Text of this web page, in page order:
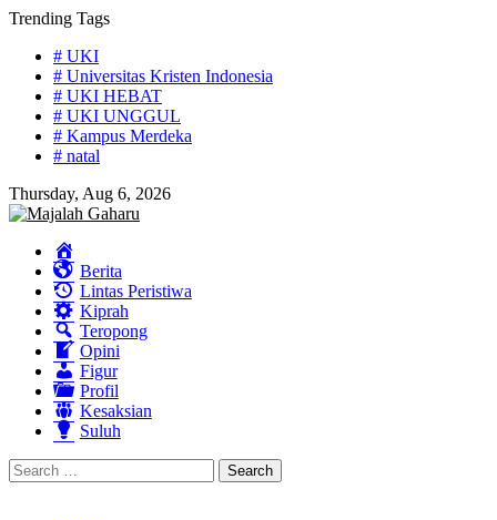
Skip
content
Trending Tags
# UKI
# Universitas Kristen Indonesia
# UKI HEBAT
# UKI UNGGUL
# Kampus Merdeka
# natal
Thursday, Aug 6, 2026
Berita
Lintas Peristiwa
Kiprah
Teropong
Opini
Figur
Profil
Kesaksian
Suluh
Search
for: